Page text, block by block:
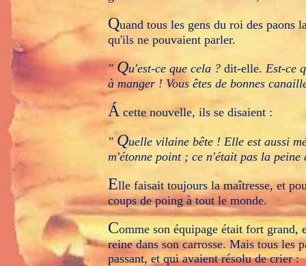
Quand tous les gens du roi des paons
qu'ils ne pouvaient parler.
" Qu'est-ce que cela ? dit-elle. Est-ce
à manger ! Vous êtes de bonnes
Ácette nouvelle, ils se disaient :
" Quelle vilaine bête ! Elle est aussi
m'étonne point ; ce n'était pas la
Elle faisait toujours la maîtresse, et
coups de poing à tout le monde.
Comme son équipage était fort grand,
reine dans son carrosse. Mais tous les
passant, et qui avaient résolu de crier :